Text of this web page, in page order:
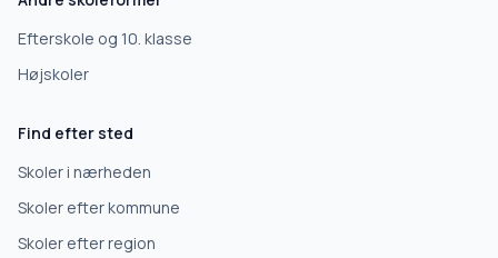
Efterskole og 10. klasse
Højskoler
Find efter sted
Skoler i nærheden
Skoler efter kommune
Skoler efter region